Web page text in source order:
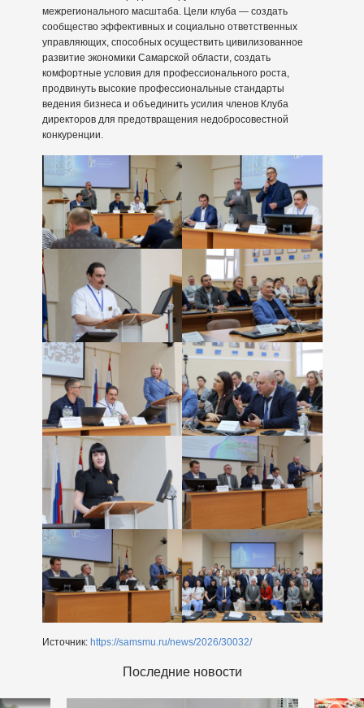
межрегионального масштаба. Цели клуба — создать
сообщество эффективных и социально ответственных
управляющих, способных осуществить цивилизованное
развитие экономики Самарской области, создать
комфортные условия для профессионального роста,
продвинуть высокие профессиональные стандарты
ведения бизнеса и объединить усилия членов Клуба
директоров для предотвращения недобросовестной
конкуренции.
Источник: https://samsmu.ru/news/2026/30032/
Последние новости